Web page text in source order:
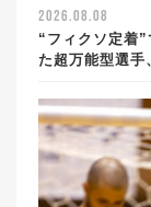
2026.08.08
“フィクソ定着
た超万能型選